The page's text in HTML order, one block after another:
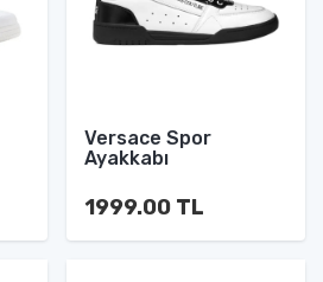
Versace Spor
Ayakkabı
1999.00 TL